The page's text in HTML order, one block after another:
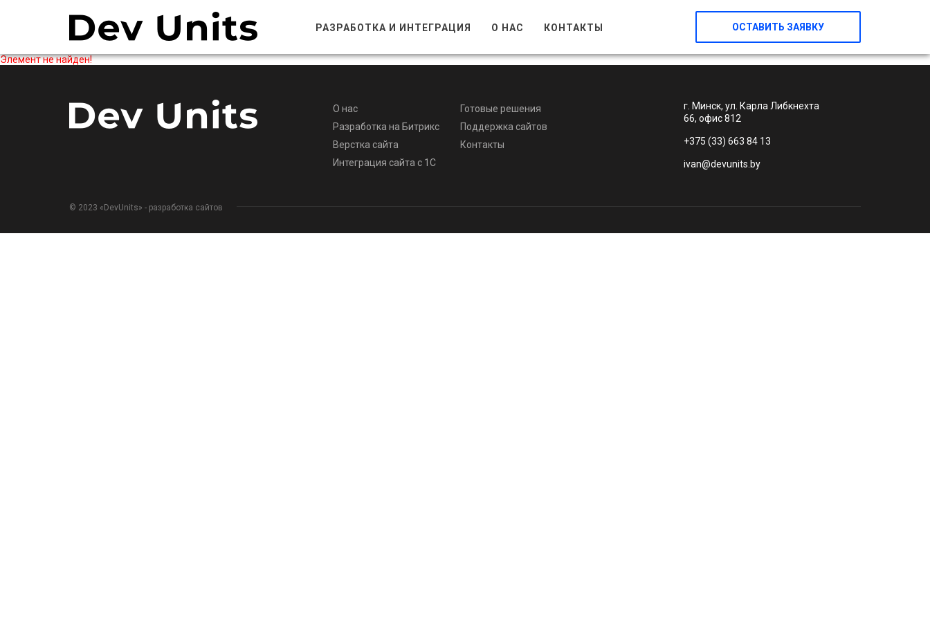
РАЗРАБОТКА И ИНТЕГРАЦИЯ О НАС КОНТАКТЫ ОСТАВИТЬ ЗАЯВКУ
Элемент не найден!
О нас
Разработка на Битрикс
Верстка сайта
Интеграция сайта с 1С
Готовые решения
Поддержка сайтов
Контакты
г. Минск, ул. Карла Либкнехта
66, офис 812
+375 (33) 663 84 13
ivan@devunits.by
© 2023 «DevUnits» - разработка сайтов